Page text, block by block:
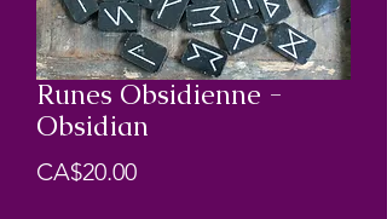
Runes Obsidienne -
Obsidian
CA$20.00Price